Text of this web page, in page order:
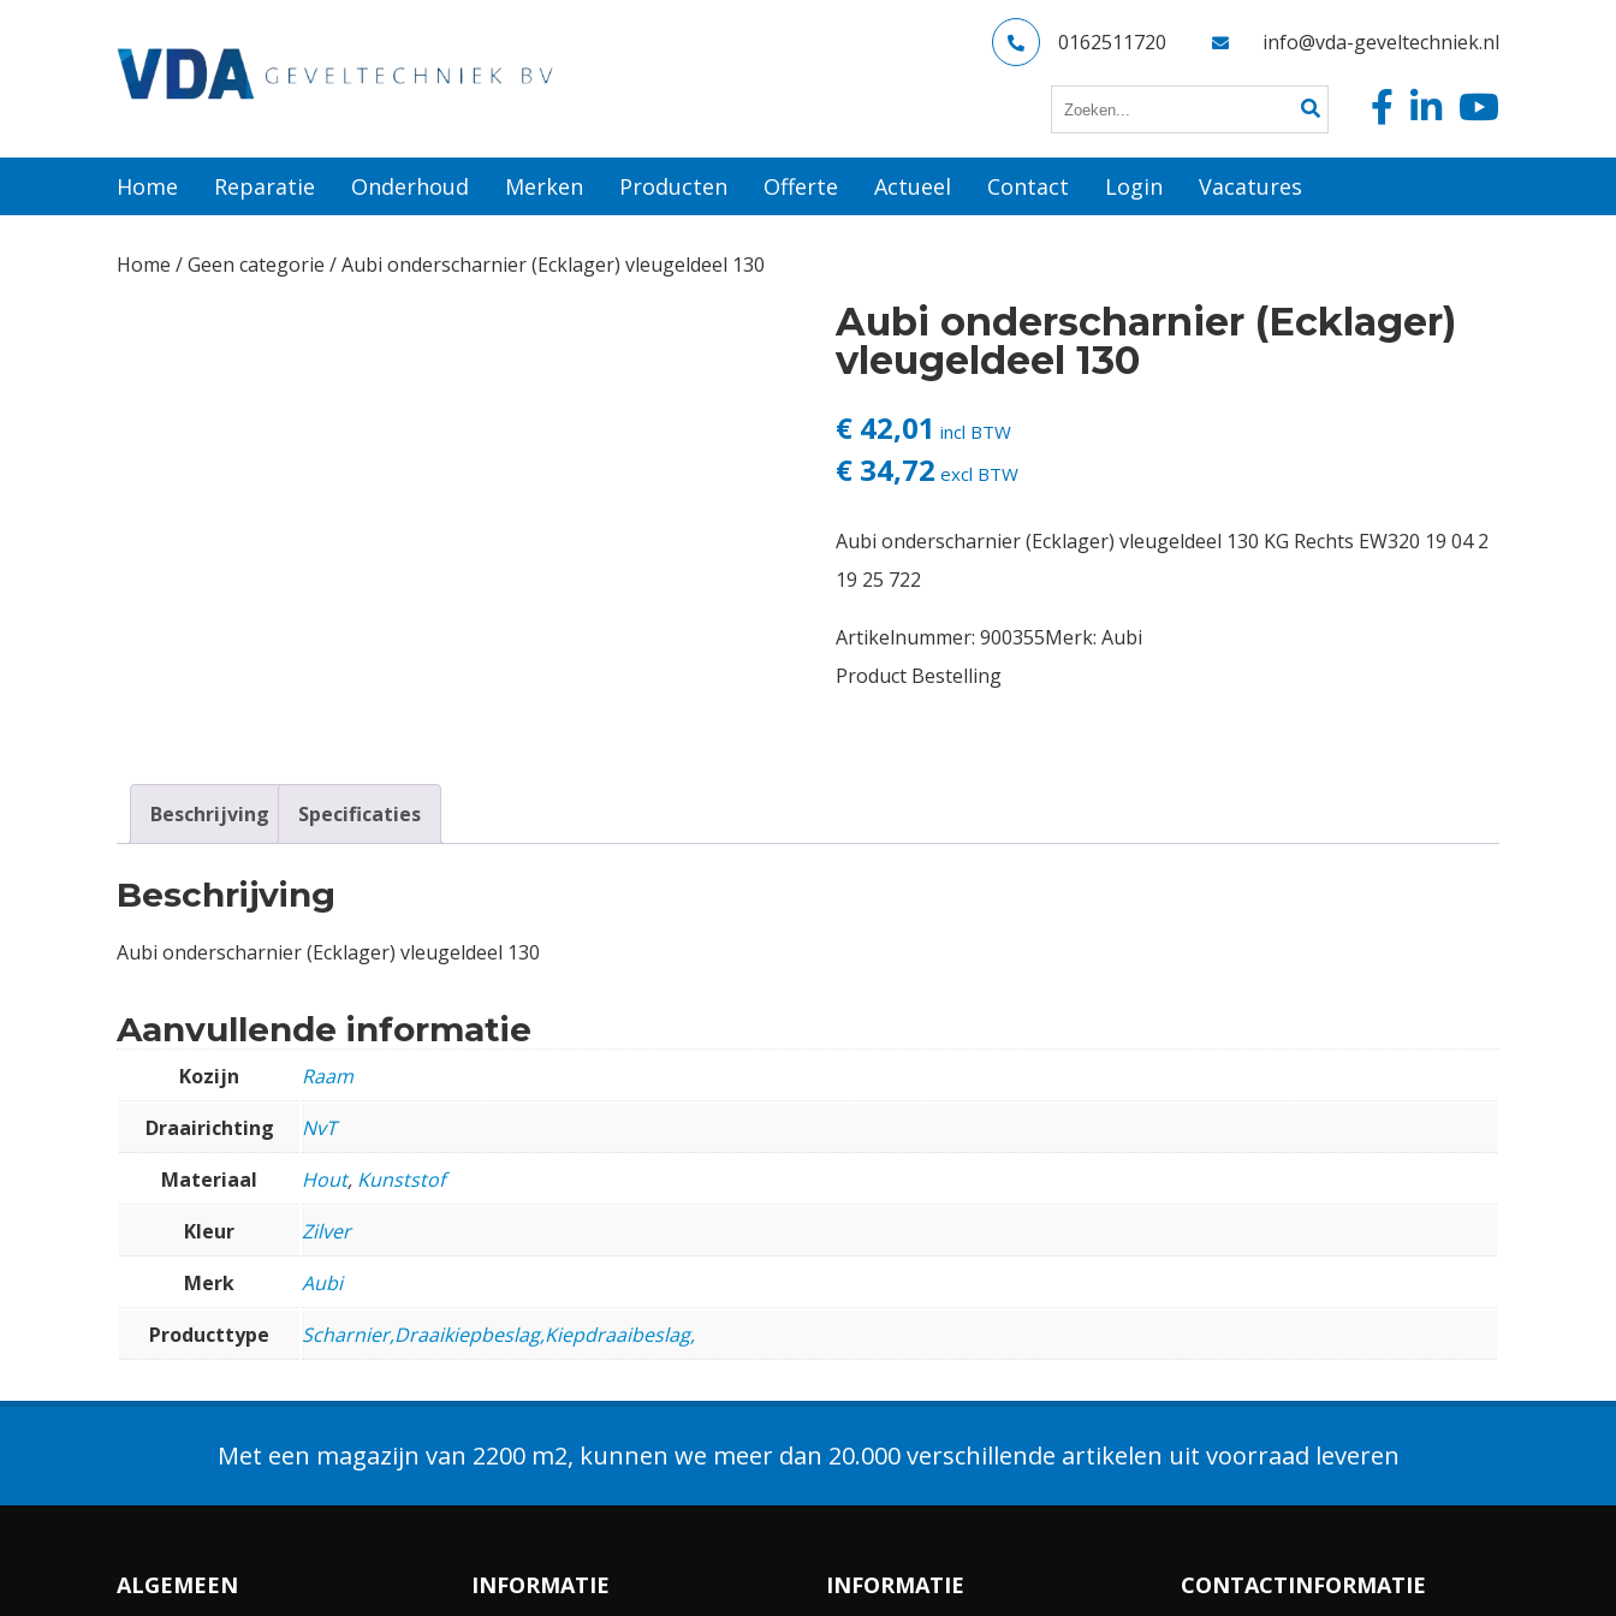
0162511720 info@vda-geveltechniek.nl
Home Reparatie Onderhoud Merken Producten Offerte Actueel Contact Login Vacatures
Home /Geen categorie / Aubi onderscharnier (Ecklager) vleugeldeel 130
Aubi onderscharnier (Ecklager)
vleugeldeel 130
€ 42,01 incl BTW
€ 34,72 excl BTW
Aubi onderscharnier (Ecklager) vleugeldeel 130 KG Rechts EW320 19 04 2
19 25 722
Artikelnummer: 900355Merk: Aubi
Product Bestelling
Beschrijving Specificaties
Beschrijving
Aubi onderscharnier (Ecklager) vleugeldeel 130
Aanvullende informatie
Kozijn
Raam
Draairichting
NvT
Materiaal
Hout, Kunststof
Kleur
Zilver
Merk
Aubi
Producttype
Scharnier,Draaikiepbeslag,Kiepdraaibeslag,
Met een magazijn van 2200 m2, kunnen we meer dan 20.000 verschillende artikelen uit voorraad leveren
ALGEMEEN INFORMATIE INFORMATIE CONTACTINFORMATIE